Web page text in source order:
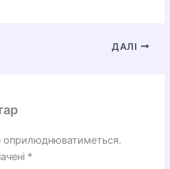
ДАЛІ
оприлюднюватиметься.
*